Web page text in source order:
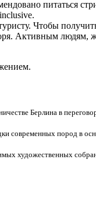
питаться
Чтобы
Активным
Берлина в
современных пород в
художественных